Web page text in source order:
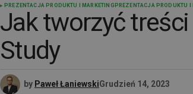
PREZENTACJA PRODUKTU I MARKETING PREZENTACJA PRODUKTU I
Jak tworzyć treści
Study
by Paweł ŁaniewskiGrudzień 14, 2023